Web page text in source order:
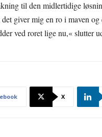
til den midlertidige
det giver mig en ro i maven
ved roret lige nu,« slutter
X